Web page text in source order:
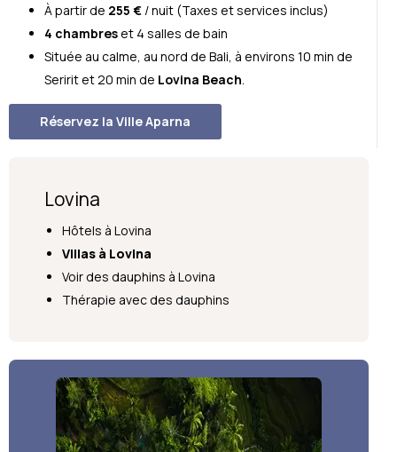
À partir de 255 € / nuit (Taxes et services inclus)
4 chambreset 4 salles de bain
Située au calme, au nord de Bali, à environs 10 min de
Seririt et 20 min de Lovina Beach
Réservez la Ville Aparna
Lovina
Hôtels à Lovina
Villas à Lovina
Voir des dauphins à Lovina
Thérapie avec des dauphins